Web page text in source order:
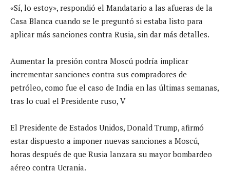
«Sí, lo estoy», respondió el Mandatario a las afueras de la
Casa Blanca cuando se le preguntó si estaba listo para
aplicar más sanciones contra Rusia, sin dar más detalles.
Aumentar la presión contra Moscú podría implicar
incrementar sanciones contra sus compradores de
petróleo, como fue el caso de India en las últimas semanas,
tras lo cual el Presidente ruso, V
El Presidente de Estados Unidos, Donald Trump, afirmó
estar dispuesto a imponer nuevas sanciones a Moscú,
horas después de que Rusia lanzara su mayor bombardeo
aéreo contra Ucrania.